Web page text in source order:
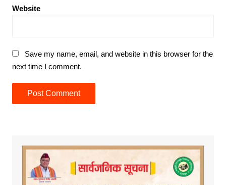
Website
Save my name, email, and website in this browser for the
next time I comment.